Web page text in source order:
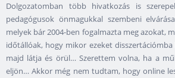
Dolgozatomban több hivatkozás is
pedagógusok önmagukkal szembeni
melyek bár 2004-ben fogalmazta meg azokat,
időtállóak, hogy mikor ezeket
majd látja és örül… Szerettem volna, ha a
eljön… Akkor még nem tudtam, hogy online